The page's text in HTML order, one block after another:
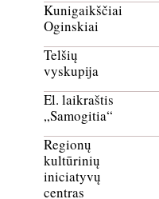
Kunigaikščiai
Oginskiai
Telšių
vyskupija
El. laikraštis
„Samogitia“
Regionų
kultūrinių
iniciatyvų
centras
Smush Image Compression